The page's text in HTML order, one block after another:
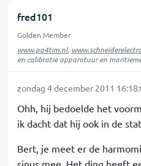
fred101
Golden Member
www.pa4tim.nl,
en calibratie apparatuur en
zondag 4 december 2011
Ohh, hij bedoelde het
ik dacht dat hij ook in de
Bert, je meet er de
sinus mee. Het ding heeft